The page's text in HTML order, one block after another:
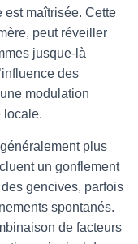
est maîtrisée. Cette
peut réveiller
jusque-là
des
modulation
locale.
plus
un gonflement
gencives, parfois
spontanés.
de facteurs